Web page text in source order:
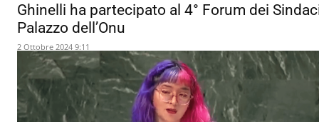
Ghinelli ha partecipato al 4° Forum dei
Palazzo dell’Onu
2 Ottobre 2024 9:11